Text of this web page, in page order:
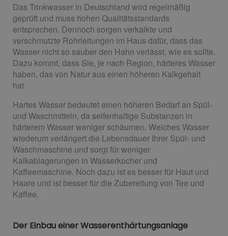
Das Trinkwasser in Deutschland wird regelmäßig
geprüft und muss hohen Qualitätsstandards
entsprechen. Dennoch sorgen verkalkte und
verschmutzte Rohrleitungen im Haus dafür, dass das
Wasser nicht so sauber den Hahn verlässt, wie es sollte.
Dazu kommt, dass Sie, je nach Region, härteres Wasser
haben, das von Natur aus einen höheren Kalkgehalt
hat.
Hartes Wasser bedeutet einen höheren Bedarf an Spül-
und Waschmitteln, da seifenhaltige Substanzen in
härterem Wasser weniger schäumen. Weiches Wasser
wiederum verlängert die Lebensdauer Ihrer Spül- und
Waschmaschine und sorgt für weniger
Kalkablagerungen in Wasserkocher und
Kaffeemaschine. Noch dazu ist es besser für Haut und
Haare und ist besser für die Zubereitung von Tee und
Kaffee.
Der Einbau einer Wasserenthärtungsanlage